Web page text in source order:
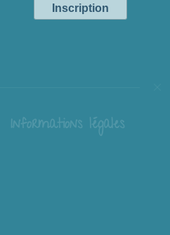
Informations légales